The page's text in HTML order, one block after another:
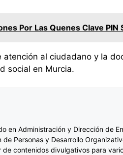
Por Las Quenes Clave
al ciudadano y la
social en Murcia.
en Administración y Dirección de
de Personas y Desarrollo
de contenidos divulgativos para